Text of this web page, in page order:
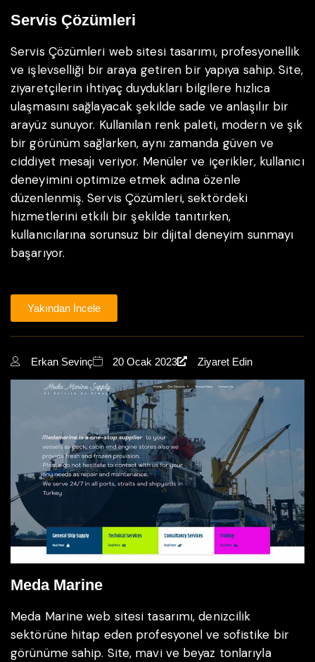
Meda Marine
Meda Marine web sitesi tasarımı, denizcilik
sektörüne hitap eden profesyonel ve sofistike bir
görünüme sahip. Site, mavi ve beyaz tonlarıyla
Servis Çözümleri
Servis Çözümleri web sitesi tasarımı, profesyonellik
ve işlevselliği bir araya getiren bir yapıya sahip. Site,
ziyaretçilerin ihtiyaç duydukları bilgilere hızlıca
ulaşmasını sağlayacak şekilde sade ve anlaşılır bir
arayüz sunuyor. Kullanılan renk paleti, modern ve şık
bir görünüm sağlarken, aynı zamanda güven ve
ciddiyet mesajı veriyor. Menüler ve içerikler, kullanıcı
deneyimini optimize etmek adına özenle
düzenlenmiş. Servis Çözümleri, sektördeki
hizmetlerini etkili bir şekilde tanıtırken,
kullanıcılarına sorunsuz bir dijital deneyim sunmayı
başarıyor.
Yakından İncele
Erkan Sevinç 20 Ocak 2023 Ziyaret Edin